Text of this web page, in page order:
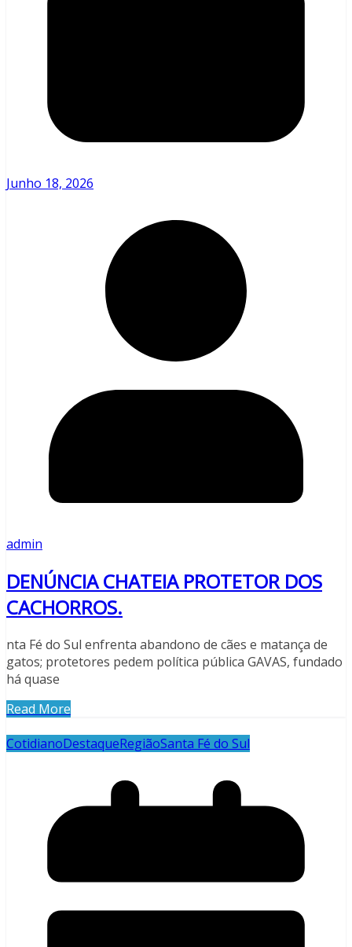
Junho 18, 2026
admin
DENÚNCIA CHATEIA PROTETOR DOS
CACHORROS.
nta Fé do Sul enfrenta abandono de cães e matança de
gatos; protetores pedem política pública GAVAS, fundado
há quase
Read More
CotidianoDestaqueRegiãoSanta Fé do Sul